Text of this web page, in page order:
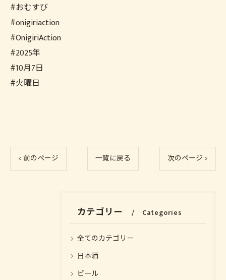
#おむすび
#onigiriaction
#OnigiriAction
#2025年
#10月7日
#火曜日
< 前のページ 一覧に戻る 次のページ >
カテゴリー Categories
全てのカテゴリー
日本酒
ビール